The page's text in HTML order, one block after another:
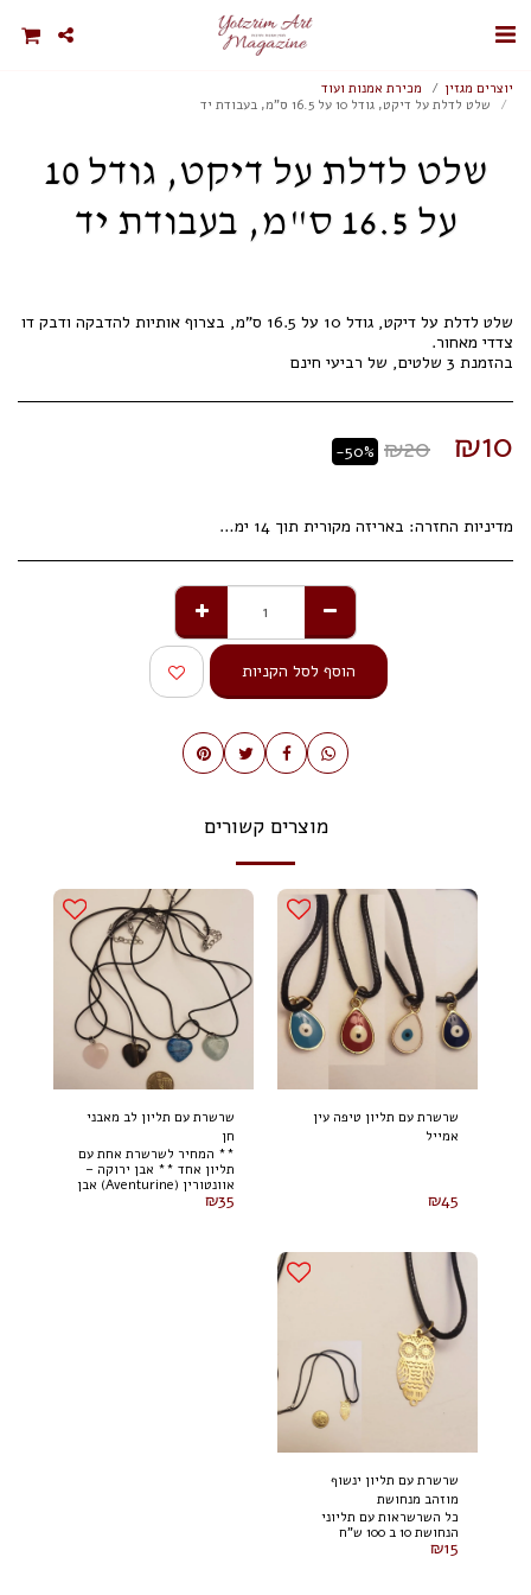
יוצרים מגזין
מכירת אמנות ועוד
שלט לדלת על דיקט, גודל 10 על 16.5 ס"מ, בעבודת יד
שלט לדלת על דיקט, גודל 10
על 16.5 ס"מ, בעבודת יד
שלט לדלת על דיקט, גודל 10 על 16.5 ס"מ, בצרוף אותיות להדבקה ודבק דו
בהזמנת 3 שלטים, של רביעי חינם
₪10
₪20
-50%
מדיניות החזרה: באריזה מקורית תוך 14 ימי עסקים.
הוסף לסל הקניות
מוצרים קשורים
שרשרת עם תליון טיפה עין
אמייל
₪45
שרשרת עם תליון לב מאבני
חן
** המחיר לשרשרת אחת עם
תליון אחד ** אבן ירוקה –
אוונטורין (Aventurine) אבן
סגולה – אמטיסט
₪35
שרשרת עם תליון ינשוף
מוזהב מנחושת
כל השרשראות עם תליוני
הנחושת 10 ב 100 ש"ח
₪15